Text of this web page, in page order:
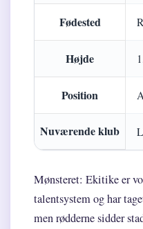
Fødested
Højde
Position
Nuværende klub
Mønsteret: Ekitike er
talentsystem og har
men rødderne sidder